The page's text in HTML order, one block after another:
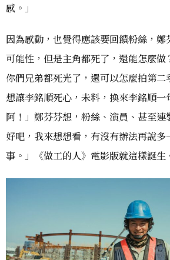
感。」
因為感動，也覺得應該要回饋粉絲，
可能性，但是主角都死了，還能怎麼做
你們兄弟都死光了，還可以怎麼拍第
想讓李銘順死心，未料，換來李銘順一
阿！」鄭芬芬想，粉絲、演員、甚至
好吧，我來想想看，有沒有辦法再說
事。」《做工的人》電影版就這樣誕生